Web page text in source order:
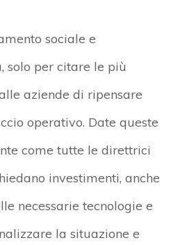
sociale e
solo per citare le più
aziende di ripensare
operativo. Date queste
come tutte le direttrici
investimenti, anche
necessarie tecnologie e
la situazione e